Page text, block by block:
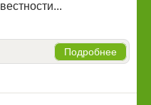
Подробнее